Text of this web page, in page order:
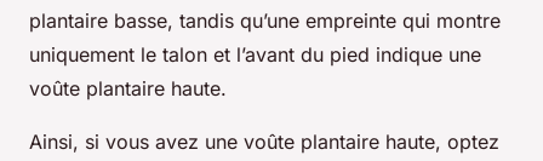
plantaire basse, tandis qu’une empreinte qui montre
uniquement le talon et l’avant du pied indique une
voûte plantaire haute.
Ainsi, si vous avez une voûte plantaire haute, optez